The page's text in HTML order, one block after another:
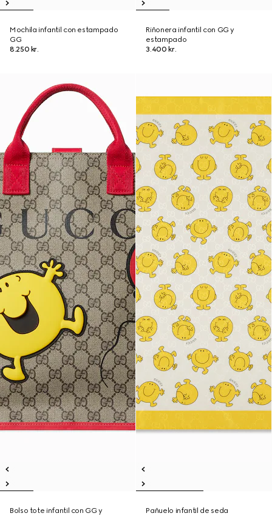
Mochila infantil con estampado
GG
8.250 kr.
Riñonera infantil con GG y
estampado
3.400 kr.
Bolso tote infantil con GG y Pañuelo infantil de seda